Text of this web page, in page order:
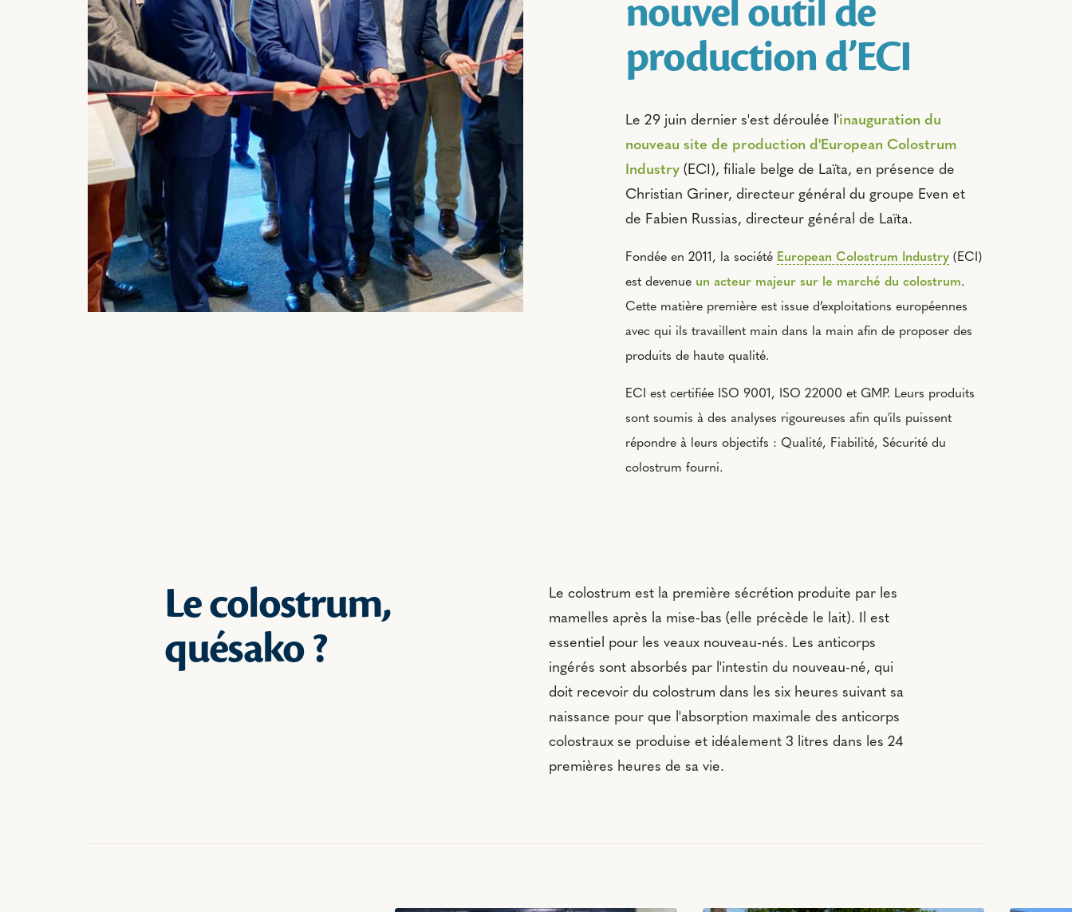
nouvel outil de
production d’ECI
Le 29 juin dernier s'est déroulée l'inauguration du
nouveau site de production d'European Colostrum
Industry (ECI), filiale belge de Laïta, en présence de
Christian Griner, directeur général du groupe Even et
de Fabien Russias, directeur général de Laïta.
Fondée en 2011, la société European Colostrum Industry (ECI)
est devenue un acteur majeur sur le marché du colostrum.
Cette matière première est issue d’exploitations européennes
avec qui ils travaillent main dans la main afin de proposer des
produits de haute qualité.
ECI est certifiée ISO 9001, ISO 22000 et GMP. Leurs produits
sont soumis à des analyses rigoureuses afin qu'ils puissent
répondre à leurs objectifs : Qualité, Fiabilité, Sécurité du
colostrum fourni.
Le colostrum,
quésako ?
Le colostrum est la première sécrétion produite par les
mamelles après la mise-bas (elle précède le lait). Il est
essentiel pour les veaux nouveau-nés. Les anticorps
ingérés sont absorbés par l'intestin du nouveau-né, qui
doit recevoir du colostrum dans les six heures suivant sa
naissance pour que l'absorption maximale des anticorps
colostraux se produise et idéalement 3 litres dans les 24
premières heures de sa vie.